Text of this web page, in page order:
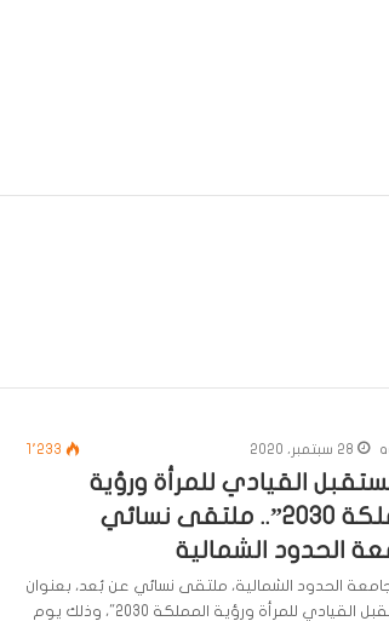
28 سبتمبر، 2020 1٬233
القيادي للمرأة ورؤية
المملكة 2030”.. ملتقى نسائي
الحدود الشمالية
الحدود الشمالية، ملتقى نسائي عن بُعد، بعنوان
"المستقبل القيادي للمرأة ورؤية المملكة 2030"، وذلك يوم